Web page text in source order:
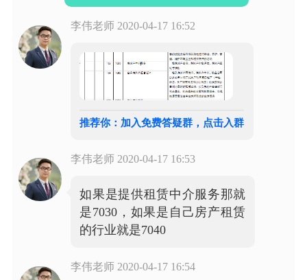
李伟老师 2020-04-17 16:52
推荐你：加入免费答疑群，点击入群
李伟老师 2020-04-17 16:53
如果是提供租赁中介服务那就
是7030，如果是自己房产租赁
的行业就是7040
李伟老师 2020-04-17 16:54